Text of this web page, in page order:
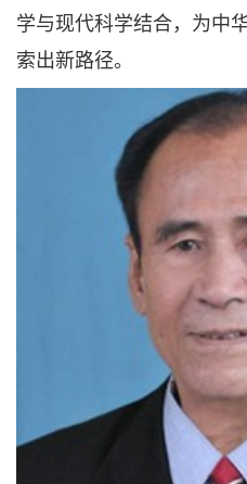
学与现代科学结合，为中
索出新路径。